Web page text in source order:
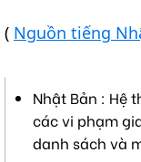
( Nguồn tiếng
Nhật Bản : Hệ
các vi phạm
danh sách và